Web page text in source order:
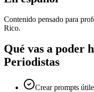
Contenido pensado para
Rico.
Qué vas a poder
Periodistas
Crear prompts